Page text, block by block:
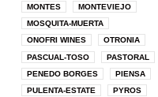
MONTES
MONTEVIEJO
MOSQUITA-MUERTA
ONOFRI WINES
OTRONIA
PASCUAL-TOSO
PASTORAL
PENEDO BORGES
PIENSA
PULENTA-ESTATE
PYROS